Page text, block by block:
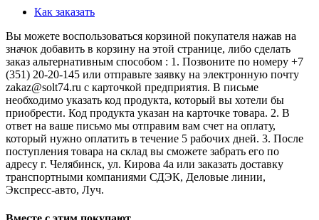
Как заказать
Вы можете воспользоваться корзиной покупателя нажав на
значок добавить в корзину на этой странице, либо сделать
заказ альтернативным способом : 1. Позвоните по номеру +7
(351) 20-20-145 или отправьте заявку на электронную почту
zakaz@solt74.ru с карточкой предприятия. В письме
необходимо указать код продукта, который вы хотели бы
приобрести. Код продукта указан на карточке товара. 2. В
ответ на ваше письмо мы отправим вам счет на оплату,
который нужно оплатить в течение 5 рабочих дней. 3. После
поступления товара на склад вы сможете забрать его по
адресу г. Челябинск, ул. Кирова 4а или заказать доставку
транспортными компаниями СДЭК, Деловые линии,
Экспресс-авто, Луч.